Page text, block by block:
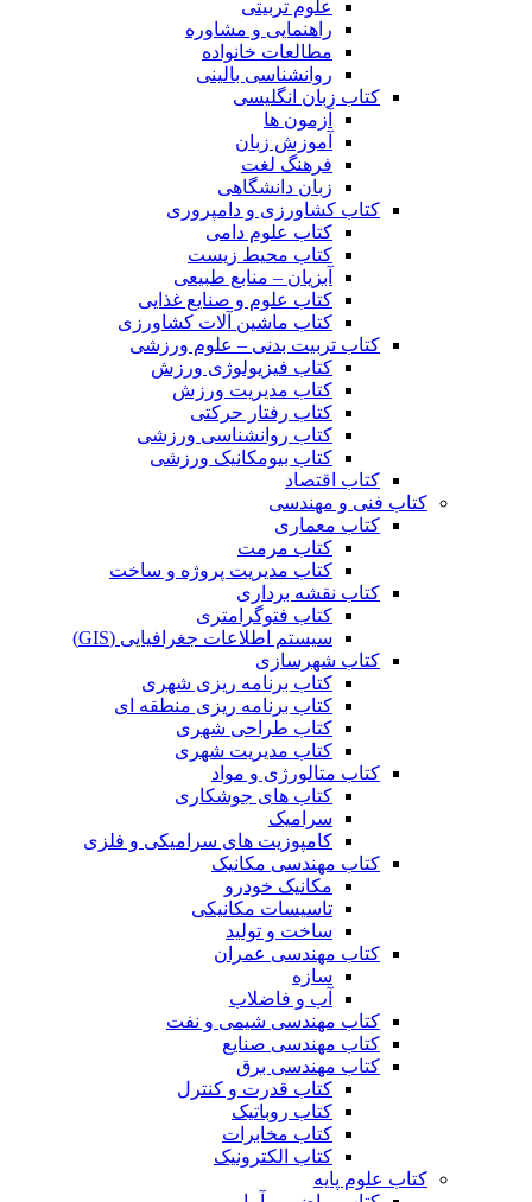
علوم تربیتی
راهنمایی و مشاوره
مطالعات خانواده
روانشناسی بالینی
کتاب زبان انگلیسی
آزمون ها
آموزش زبان
فرهنگ لغت
زبان دانشگاهی
کتاب کشاورزی و دامپروری
کتاب علوم دامی
کتاب محیط زیست
آبزیان – منابع طبیعی
کتاب علوم و صنایع غذایی
کتاب ماشین آلات کشاورزی
کتاب تربیت بدنی – علوم ورزشی
کتاب فیزیولوژی ورزش
کتاب مدیریت ورزش
کتاب رفتار حرکتی
کتاب روانشناسی ورزشی
کتاب بیومکانیک ورزشی
کتاب اقتصاد
کتاب فنی و مهندسی
کتاب معماری
کتاب مرمت
کتاب مدیریت پروژه و ساخت
کتاب نقشه برداری
کتاب فتوگرامتری
سیستم اطلاعات جغرافیایی (GIS)
کتاب شهرسازی
کتاب برنامه ریزی شهری
کتاب برنامه ریزی منطقه ای
کتاب طراحی شهری
کتاب مدیریت شهری
کتاب متالورژی و مواد
کتاب های جوشکاری
سرامیک
کامپوزیت های سرامیکی و فلزی
کتاب مهندسی مکانیک
مکانیک خودرو
تاسیسات مکانیکی
ساخت و تولید
کتاب مهندسی عمران
سازه
آب و فاضلاب
کتاب مهندسی شیمی و نفت
کتاب مهندسی صنایع
کتاب مهندسی برق
کتاب قدرت و کنترل
کتاب روباتیک
کتاب مخابرات
کتاب الکترونیک
کتاب علوم پایه